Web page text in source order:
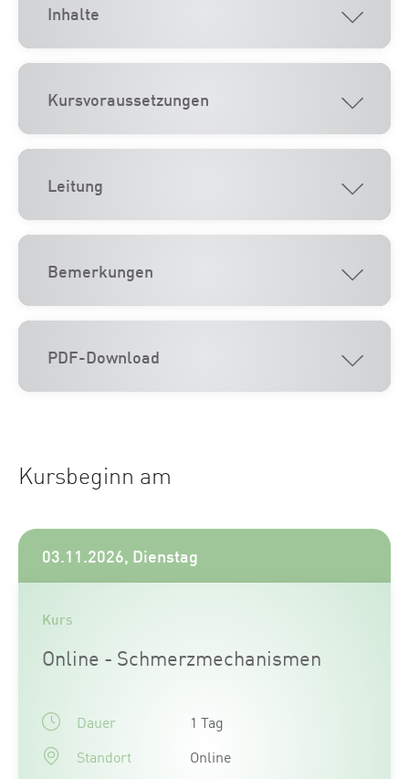
Inhalte
Kursvoraussetzungen
Leitung
Bemerkungen
PDF-Download
Kursbeginn am
03.11.2026, Dienstag
Kurs
Online - Schmerzmechanismen
Dauer
1 Tag
Standort
Online